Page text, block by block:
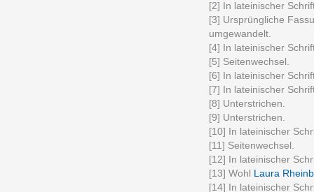
[2] In lateinischer
[3] Ursprüngliche
umgewandelt.
[4] In lateinischer
[5] Seitenwechsel.
[6] In lateinischer
[7] In lateinischer
[8] Unterstrichen.
[9] Unterstrichen.
[10] In lateinischer
[11] Seitenwechsel.
[12] In lateinischer
[13] Wohl
Laura
[14] In lateinischer